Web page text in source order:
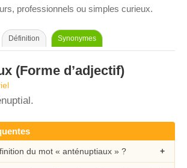
professionnels ou simples curieux.
Définition Synonymes
(Forme d’adjectif)
du mot « anténuptiaux » ?